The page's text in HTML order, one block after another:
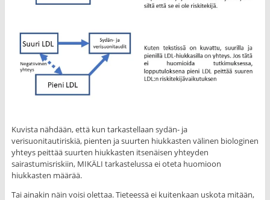
Kuvista nähdään, että kun tarkastellaan sydän- ja
verisuonitautiriskiä, pienten ja suurten hiukkasten välinen biologinen
yhteys peittää suurten hiukkasten itsenäisen yhteyden
sairastumisriskiin, MIKÄLI tarkastelussa ei oteta huomioon
hiukkasten määrää.
Tai ainakin näin voisi olettaa. Tieteessä ei kuitenkaan uskota mitään,